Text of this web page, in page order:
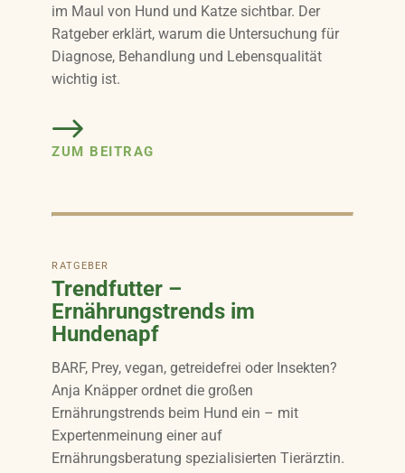
im Maul von Hund und Katze sichtbar. Der
Ratgeber erklärt, warum die Untersuchung für
Diagnose, Behandlung und Lebensqualität
wichtig ist.
ZUM BEITRAG
RATGEBER
Trendfutter –
Ernährungstrends im
Hundenapf
BARF, Prey, vegan, getreidefrei oder Insekten?
Anja Knäpper ordnet die großen
Ernährungstrends beim Hund ein – mit
Expertenmeinung einer auf
Ernährungsberatung spezialisierten Tierärztin.